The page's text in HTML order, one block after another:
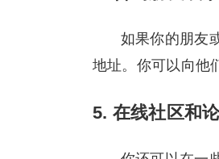
如果你的朋友
地址。你可以向他
5. 在线社区和